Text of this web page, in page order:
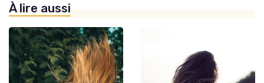
À lire aussi